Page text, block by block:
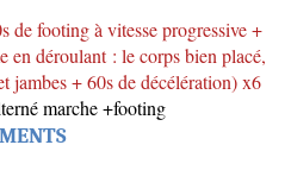
de footing à vitesse progressive +
en déroulant : le corps bien placé,
jambes+ 60s de décélération) x6
marche +footing